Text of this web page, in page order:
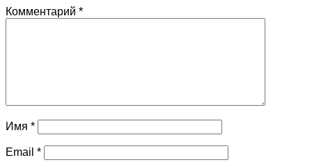
Комментарий *
Имя *
Email *